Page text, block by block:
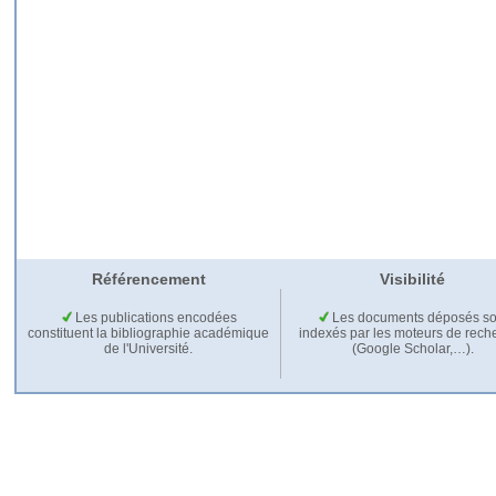
Référencement Visibilité
Les publications encodées
constituent la bibliographie académique
de l'Université.
Les documents déposés
indexés par les moteurs de
(Google Scholar,…).